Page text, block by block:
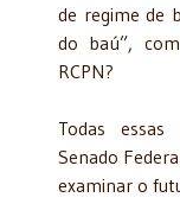
de regime de
do baú”,
RCPN?
Todas
Senado
examinar o